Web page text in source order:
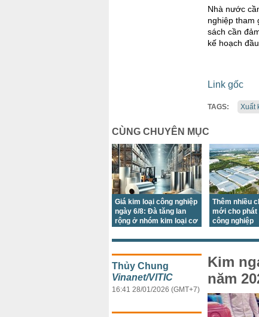
Nhà nước
nghiệp tham
sách cần
kế hoạch
Link gốc
TAGS: Xuất
CÙNG CHUYÊN MỤC
Giá kim loại công nghiệp
ngày 6/8: Đà tăng lan
rộng ở nhóm kim loại cơ
Thêm nhiều
mới cho phát
công nghiệp
Kim
năm
Thủy Chung
Vinanet/VITIC
16:41 28/01/2026 (GMT+7)